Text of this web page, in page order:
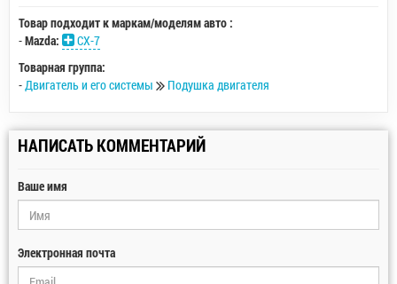
Товар подходит к маркам/моделям авто :
-Mazda:
CX-7
Товарная группа:
-Двигатель и его системы Подушка двигателя
НАПИСАТЬ КОММЕНТАРИЙ
Ваше имя
Электронная почта